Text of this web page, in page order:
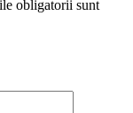
obligatorii sunt